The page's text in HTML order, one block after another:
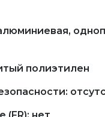
полиэтилен